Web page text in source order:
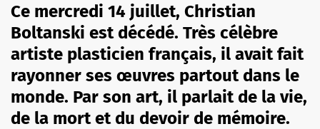
Ce mercredi 14 juillet, Christian
Boltanski est décédé. Très célèbre
artiste plasticien français, il avait fait
rayonner ses œuvres partout dans le
monde. Par son art, il parlait de la vie,
de la mort et du devoir de mémoire.